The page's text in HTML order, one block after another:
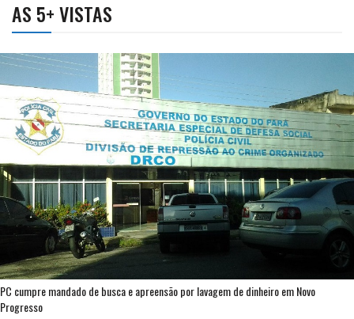
AS 5+ VISTAS
PC cumpre mandado de busca e apreensão por lavagem de dinheiro em Novo
Progresso